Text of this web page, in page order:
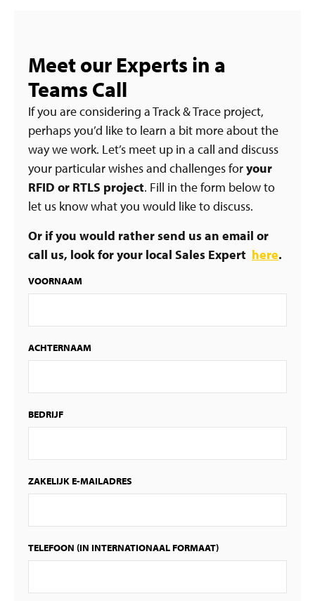
Meet our Experts in a
Teams Call
If you are considering a Track & Trace project,
perhaps you’d like to learn a bit more about the
way we work. Let’s meet up in a call and discuss
your particular wishes and challenges foryour
RFID or RTLS project. Fill in the form below to
let us know what you would like to discuss.
Or if you would rather send us an email or
call us, look for your local Sales Expert here.
VOORNAAM
ACHTERNAAM
BEDRIJF
ZAKELIJK E-MAILADRES
TELEFOON (IN INTERNATIONAAL FORMAAT)